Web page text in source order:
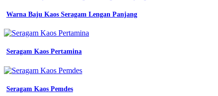
dongker
logo
lengkap
di
celestee
pakaian
seragam
Warna Baju Kaos Seragam Lengan Panjang
Seragam Kaos Pertamina
Seragam Kaos Pemdes